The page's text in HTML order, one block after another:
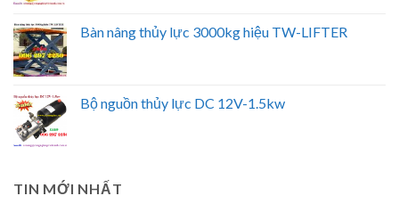
Bàn nâng thủy lực 3000kg hiệu TW-LIFTER
Bộ nguồn thủy lực DC 12V-1.5kw
TIN MỚI NHẤT